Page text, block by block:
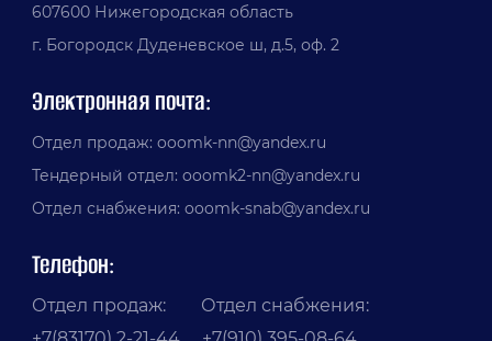
607600 Нижегородская область
г. Богородск Дуденевское ш, д.5, оф. 2
Электронная почта:
Отдел продаж: ooomk-nn@yandex.ru
Тендерный отдел: ooomk2-nn@yandex.ru
Отдел снабжения: ooomk-snab@yandex.ru
Телефон:
Отдел продаж: Отдел снабжения: